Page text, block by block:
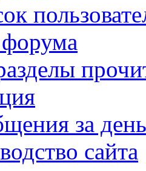
за день
сайта